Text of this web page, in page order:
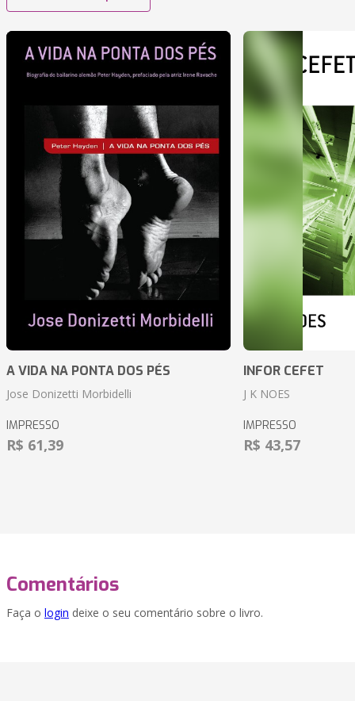
A VIDA NA PONTA DOS PÉS
Jose Donizetti Morbidelli
IMPRESSO
R$ 61,39
INFOR CEFET
J K NOES
IMPRESSO
R$ 43,57
Comentários
Faça o login deixe o seu comentário sobre o livro.